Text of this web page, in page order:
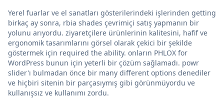
Yerel fuarlar ve el sanatları gösterilerindeki işlerinden getting
birkaç ay sonra, rbia shades çevrimiçi satış yapmanın bir
yolunu arıyordu. ziyaretçilere ürünlerinin kalitesini, hafif ve
ergonomik tasarımlarını görsel olarak çekici bir şekilde
göstermek için required the ability. onların PHLOX for
WordPress bunun için yeterli bir çözüm sağlamadı. powr
slider'ı bulmadan önce bir many different options denediler
ve hiçbiri sitenin bir parçasıymış gibi görünmüyordu ve
kullanışsız ve kullanımı zordu.